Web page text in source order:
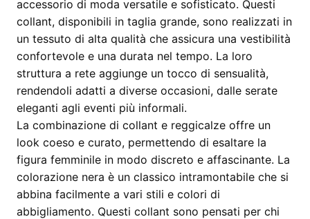
accessorio di moda versatile e sofisticato. Questi
collant, disponibili in taglia grande, sono realizzati in
un tessuto di alta qualità che assicura una vestibilità
confortevole e una durata nel tempo. La loro
struttura a rete aggiunge un tocco di sensualità,
rendendoli adatti a diverse occasioni, dalle serate
eleganti agli eventi più informali.
La combinazione di collant e reggicalze offre un
look coeso e curato, permettendo di esaltare la
figura femminile in modo discreto e affascinante. La
colorazione nera è un classico intramontabile che si
abbina facilmente a vari stili e colori di
abbigliamento. Questi collant sono pensati per chi